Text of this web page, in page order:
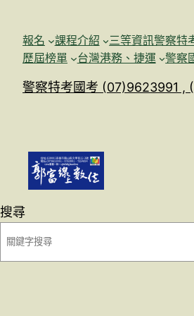
報名 課程介紹 三等資訊警察特
歷屆榜單
台灣港務、捷運 警察
警察特考國考 (07)9623991 ,
搜尋